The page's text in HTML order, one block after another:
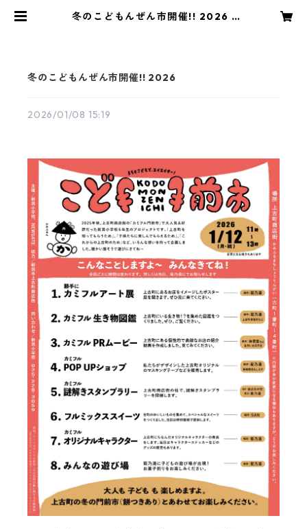
冬のこどもんぜん市開催!! 2026 |
冬のこどもんぜん市開催!! 2026
2026/01/08 15:19